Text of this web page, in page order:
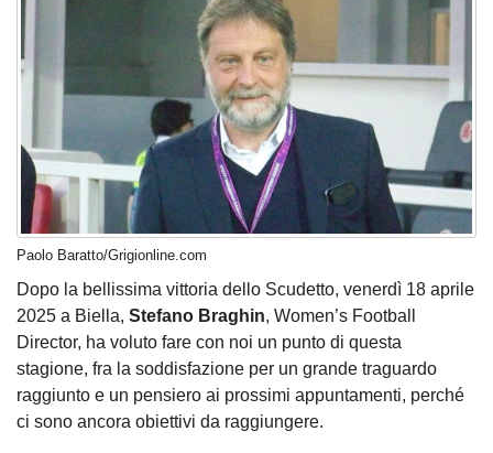
Paolo Baratto/Grigionline.com
Dopo la bellissima vittoria dello Scudetto, venerdì 18 aprile
2025 a Biella, Stefano Braghin, Women’s Football
Director, ha voluto fare con noi un punto di questa
stagione, fra la soddisfazione per un grande traguardo
raggiunto e un pensiero ai prossimi appuntamenti, perché
ci sono ancora obiettivi da raggiungere.